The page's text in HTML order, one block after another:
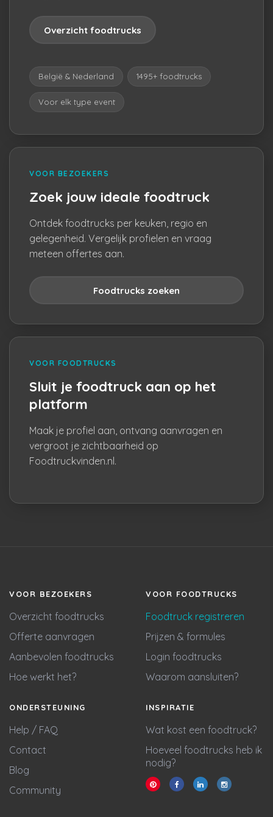
Overzicht foodtrucks
België & Nederland 1495+ foodtrucks
Voor elk type event
VOOR BEZOEKERS
Zoek jouw ideale foodtruck
Ontdek foodtrucks per keuken, regio en
gelegenheid. Vergelijk profielen en vraag
meteen offertes aan.
Foodtrucks zoeken
VOOR FOODTRUCKS
Sluit je foodtruck aan op het
platform
Maak je profiel aan, ontvang aanvragen en
vergroot je zichtbaarheid op
Foodtruckvinden.nl.
VOOR BEZOEKERS
Overzicht foodtrucks
Offerte aanvragen
Aanbevolen foodtrucks
Hoe werkt het?
VOOR FOODTRUCKS
Foodtruck registreren
Prijzen & formules
Login foodtrucks
Waarom aansluiten?
ONDERSTEUNING
Help / FAQ
Contact
Blog
Community
INSPIRATIE
Wat kost een foodtruck?
Hoeveel foodtrucks heb ik
nodig?